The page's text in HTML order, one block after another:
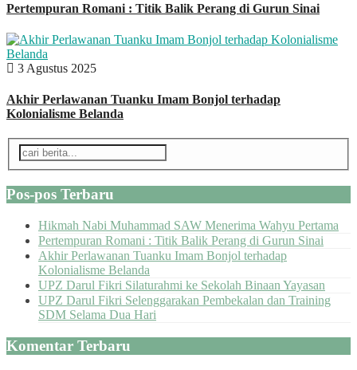
Pertempuran Romani : Titik Balik Perang di Gurun Sinai
3 Agustus 2025
Akhir Perlawanan Tuanku Imam Bonjol terhadap
Kolonialisme Belanda
Pos-pos Terbaru
Hikmah Nabi Muhammad SAW Menerima Wahyu Pertama
Pertempuran Romani : Titik Balik Perang di Gurun Sinai
Akhir Perlawanan Tuanku Imam Bonjol terhadap
Kolonialisme Belanda
UPZ Darul Fikri Silaturahmi ke Sekolah Binaan Yayasan
UPZ Darul Fikri Selenggarakan Pembekalan dan Training
SDM Selama Dua Hari
Komentar Terbaru